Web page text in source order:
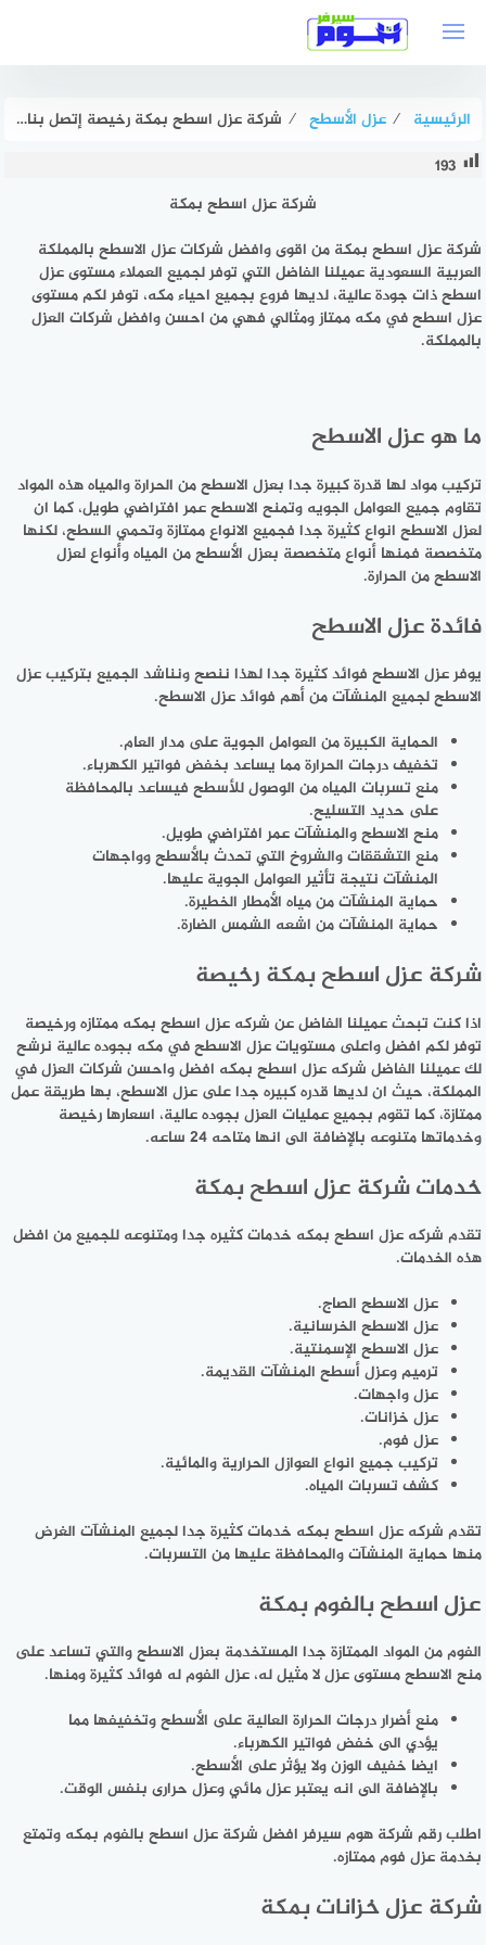
الرئيسية ⁄ عزل الأسطح ⁄ شركة عزل اسطح بمكة رخيصة إتصل بنا الآن : للايجار | هوم سيرفر
193
شركة عزل اسطح بمكة
شركة عزل اسطح بمكة من اقوى وافضل شركات عزل الاسطح بالمملكة
العربية السعودية عميلنا الفاضل التي توفر لجميع العملاء مستوى عزل
اسطح ذات جودة عالية، لديها فروع بجميع احياء مكه، توفر لكم مستوى
عزل اسطح في مكه ممتاز ومثالي فهي من احسن وافضل شركات العزل
بالمملكة.
ما هو عزل الاسطح
تركيب مواد لها قدرة كبيرة جدا بعزل الاسطح من الحرارة والمياه هذه المواد
تقاوم جميع العوامل الجويه وتمنح الاسطح عمر افتراضي طويل، كما ان
لعزل الاسطح انواع كثيرة جدا فجميع الانواع ممتازة وتحمي السطح، لكنها
متخصصة فمنها أنواع متخصصة بعزل الأسطح من المياه وأنواع لعزل
الاسطح من الحرارة.
فائدة عزل الاسطح
يوفر عزل الاسطح فوائد كثيرة جدا لهذا ننصح ونناشد الجميع بتركيب عزل
الاسطح لجميع المنشآت من أهم فوائد عزل الاسطح.
الحماية الكبيرة من العوامل الجوية على مدار العام.
تخفيف درجات الحرارة مما يساعد بخفض فواتير الكهرباء.
منع تسربات المياه من الوصول للأسطح فيساعد بالمحافظة
على حديد التسليح.
منح الاسطح والمنشآت عمر افتراضي طويل.
منع التشققات والشروخ التي تحدث بالأسطح وواجهات
المنشآت نتيجة تأثير العوامل الجوية عليها.
حماية المنشآت من مياه الأمطار الخطيرة.
حماية المنشآت من اشعه الشمس الضارة.
شركة عزل اسطح بمكة رخيصة
اذا كنت تبحث عميلنا الفاضل عن شركه عزل اسطح بمكه ممتازه ورخيصة
توفر لكم افضل واعلى مستويات عزل الاسطح في مكه بجوده عالية نرشح
لك عميلنا الفاضل شركه عزل اسطح بمكه افضل واحسن شركات العزل في
المملكة، حيث ان لديها قدره كبيره جدا على عزل الاسطح، بها طريقة عمل
ممتازة، كما تقوم بجميع عمليات العزل بجوده عالية، اسعارها رخيصة
وخدماتها متنوعه بالإضافة الى انها متاحه 24 ساعه.
خدمات شركة عزل اسطح بمكة
تقدم شركه عزل اسطح بمكه خدمات كثيره جدا ومتنوعه للجميع من افضل
هذه الخدمات.
عزل الاسطح الصاج.
عزل الاسطح الخرسانية.
عزل الاسطح الإسمنتية.
ترميم وعزل أسطح المنشآت القديمة.
عزل واجهات.
عزل خزانات.
عزل فوم.
تركيب جميع انواع العوازل الحرارية والمائية.
كشف تسربات المياه.
تقدم شركه عزل اسطح بمكه خدمات كثيرة جدا لجميع المنشآت الغرض
منها حماية المنشآت والمحافظة عليها من التسربات.
عزل اسطح بالفوم بمكة
الفوم من المواد الممتازة جدا المستخدمة بعزل الاسطح والتي تساعد على
منح الاسطح مستوى عزل لا مثيل له، عزل الفوم له فوائد كثيرة ومنها.
منع أضرار درجات الحرارة العالية على الأسطح وتخفيفها مما
يؤدي الى خفض فواتير الكهرباء.
ايضا خفيف الوزن ولا يؤثر على الأسطح.
بالإضافة الى انه يعتبر عزل مائي وعزل حرارى بنفس الوقت.
اطلب رقم شركة هوم سيرفر افضل شركة عزل اسطح بالفوم بمكه وتمتع
بخدمة عزل فوم ممتازه.
شركة عزل خزانات بمكة